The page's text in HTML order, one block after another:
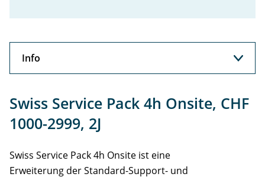
Info
Swiss Service Pack 4h Onsite, CHF
1000-2999, 2J
Swiss Service Pack 4h Onsite ist eine
Erweiterung der Standard-Support- und